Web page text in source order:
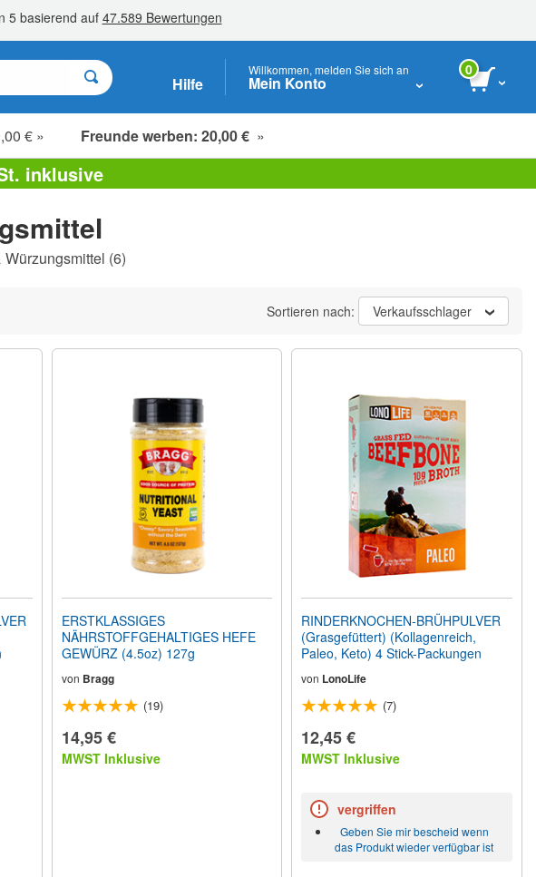
Hilfe
Willkommen, melden Sie sich an
Mein Konto
0
€ » Freunde werben: 20,00 € »
inklusive
Würzungsmittel (6)
Sortieren nach: Verkaufsschlager
ERSTKLASSIGES
NÄHRSTOFFGEHALTIGES HEFE
GEWÜRZ (4.5oz) 127g
von Bragg
(19)
14,95 €
MWST Inklusive
RINDERKNOCHEN-BRÜHPULVER
(Grasgefüttert) (Kollagenreich,
Paleo, Keto) 4 Stick-Packungen
von LonoLife
(7)
12,45 €
MWST Inklusive
vergriffen
Geben Sie mir bescheid wenn
das Produkt wieder verfügbar ist